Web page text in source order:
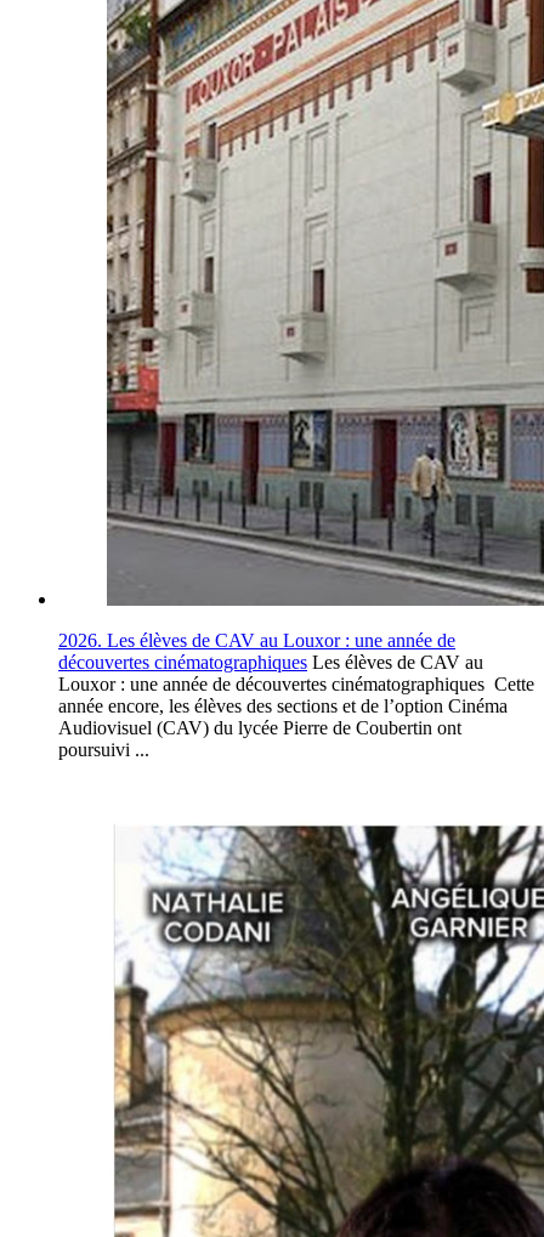
2026. Les élèves de CAV au Louxor : une année de
découvertes cinématographiques Les élèves de CAV au
Louxor : une année de découvertes cinématographiques Cette
année encore, les élèves des sections et de l’option Cinéma
Audiovisuel (CAV) du lycée Pierre de Coubertin ont
poursuivi ...